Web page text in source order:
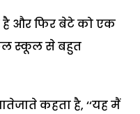
है और फिर बेटे को एक
स्कूल से बहुत
कहता है, ‘‘यह मैं